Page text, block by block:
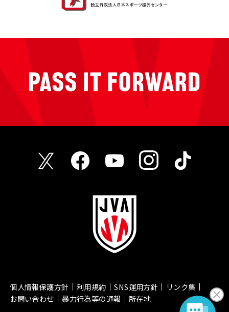
個人情報保護方針 利用規約 SNS運用方針
リンク集
お問い合わせ
暴力行為等の通報 所在地